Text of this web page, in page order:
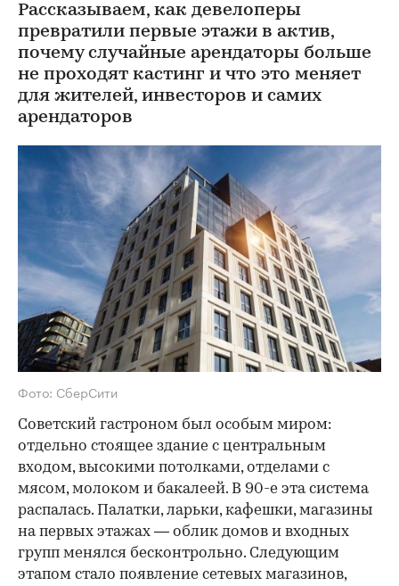
Рассказываем, как девелоперы
превратили первые этажи в актив,
почему случайные арендаторы больше
не проходят кастинг и что это меняет
для жителей, инвесторов и самих
арендаторов
Фото: СберСити
Советский гастроном был особым миром:
отдельно стоящее здание с центральным
входом, высокими потолками, отделами с
мясом, молоком и бакалеей. В 90-е эта система
распалась. Палатки, ларьки, кафешки, магазины
на первых этажах — облик домов и входных
групп менялся бесконтрольно. Следующим
этапом стало появление сетевых магазинов,